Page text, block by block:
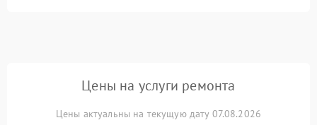
Цены на услуги ремонта
Цены актуальны на текущую дату 07.08.2026